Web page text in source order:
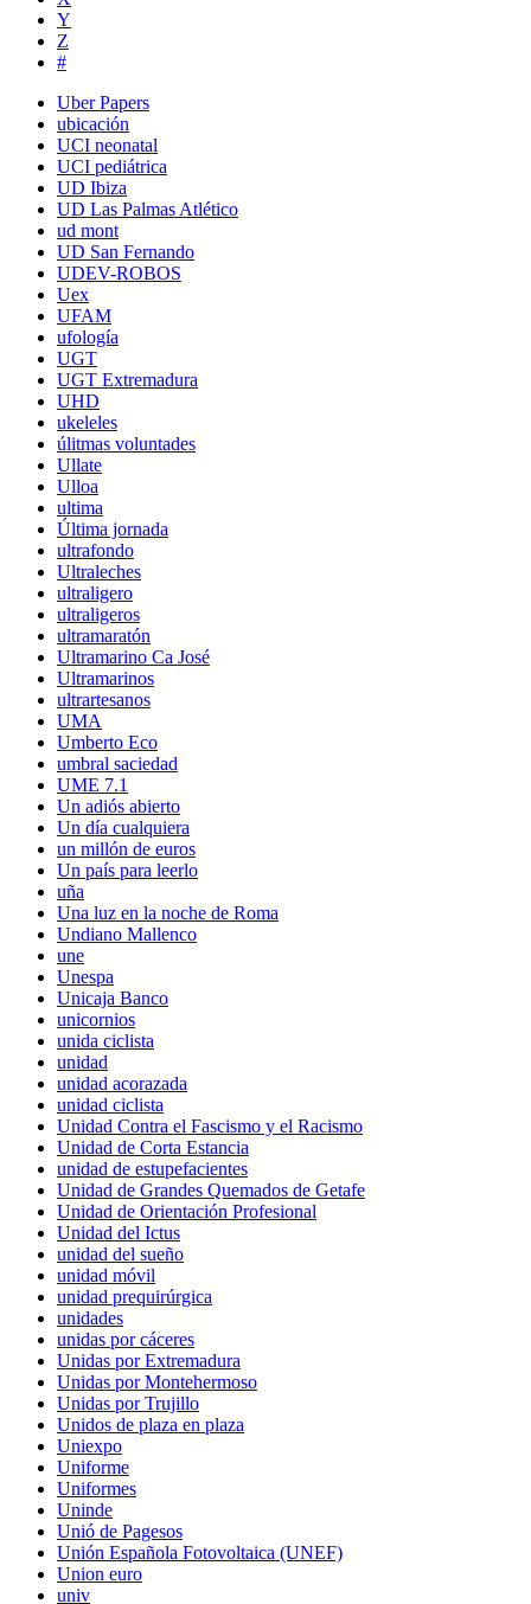
Y
Z
#
Uber Papers
ubicación
UCI neonatal
UCI pediátrica
UD Ibiza
UD Las Palmas Atlético
ud mont
UD San Fernando
UDEV-ROBOS
Uex
UFAM
ufología
UGT
UGT Extremadura
UHD
ukeleles
úlitmas voluntades
Ullate
Ulloa
ultima
Última jornada
ultrafondo
Ultraleches
ultraligero
ultraligeros
ultramaratón
Ultramarino Ca José
Ultramarinos
ultrartesanos
UMA
Umberto Eco
umbral saciedad
UME 7.1
Un adiós abierto
Un día cualquiera
un millón de euros
Un país para leerlo
uña
Una luz en la noche de Roma
Undiano Mallenco
une
Unespa
Unicaja Banco
unicornios
unida ciclista
unidad
unidad acorazada
unidad ciclista
Unidad Contra el Fascismo y el Racismo
Unidad de Corta Estancia
unidad de estupefacientes
Unidad de Grandes Quemados de Getafe
Unidad de Orientación Profesional
Unidad del Ictus
unidad del sueño
unidad móvil
unidad prequirúrgica
unidades
unidas por cáceres
Unidas por Extremadura
Unidas por Montehermoso
Unidas por Trujillo
Unidos de plaza en plaza
Uniexpo
Uniforme
Uniformes
Uninde
Unió de Pagesos
Unión Española Fotovoltaica (UNEF)
Union euro
univ